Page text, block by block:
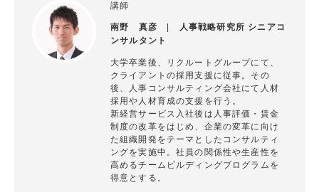
講師
南野 真彦 | 人事戦略研究所 シニアコ
ンサルタント
大学卒業後、リクルートグループにて、
クライアントの採用支援に従事。その
後、人事コンサルティング会社にて人材
採用や人材育成の支援を行う。
新経営サービス入社後は人事評価・賃金
制度の改革をはじめ、企業の変革に向け
た組織開発をテーマとしたコンサルティ
ングを実施中。社員の関係性や生産性を
高めるチームビルディングプログラムを
得意とする。